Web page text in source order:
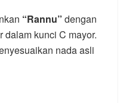
“Rannu” dengan
dalam kunci C mayor.
nada asli